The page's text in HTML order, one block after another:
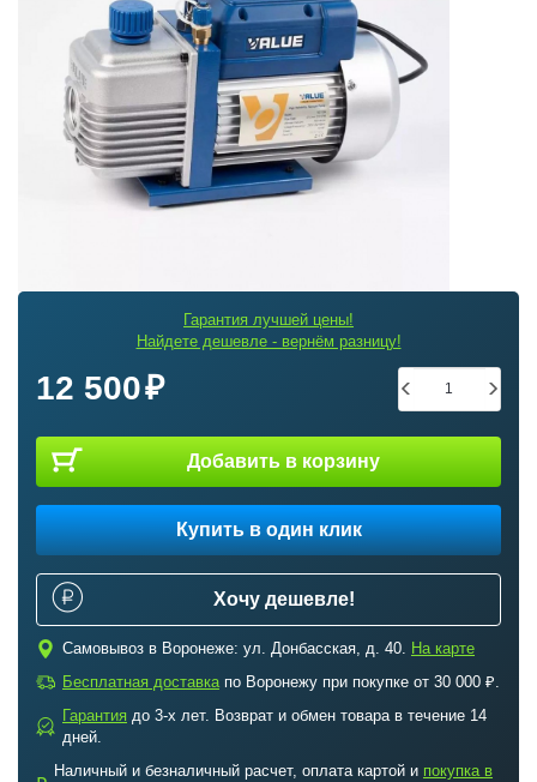
Гарантия лучшей цены!
Найдете дешевле - вернём разницу!
12 500
Добавить в корзину
Купить в один клик
Хочу дешевле!
c Самовывоз в Воронеже: ул. Донбасская, д. 40. На карте
a Бесплатная доставкапо Воронежу при покупке от 30 000 ₽.
b
Гарантия до 3-х лет. Возврат и обмен товара в течение 14
дней.
Наличный и безналичный расчет, оплата картой и покупка в